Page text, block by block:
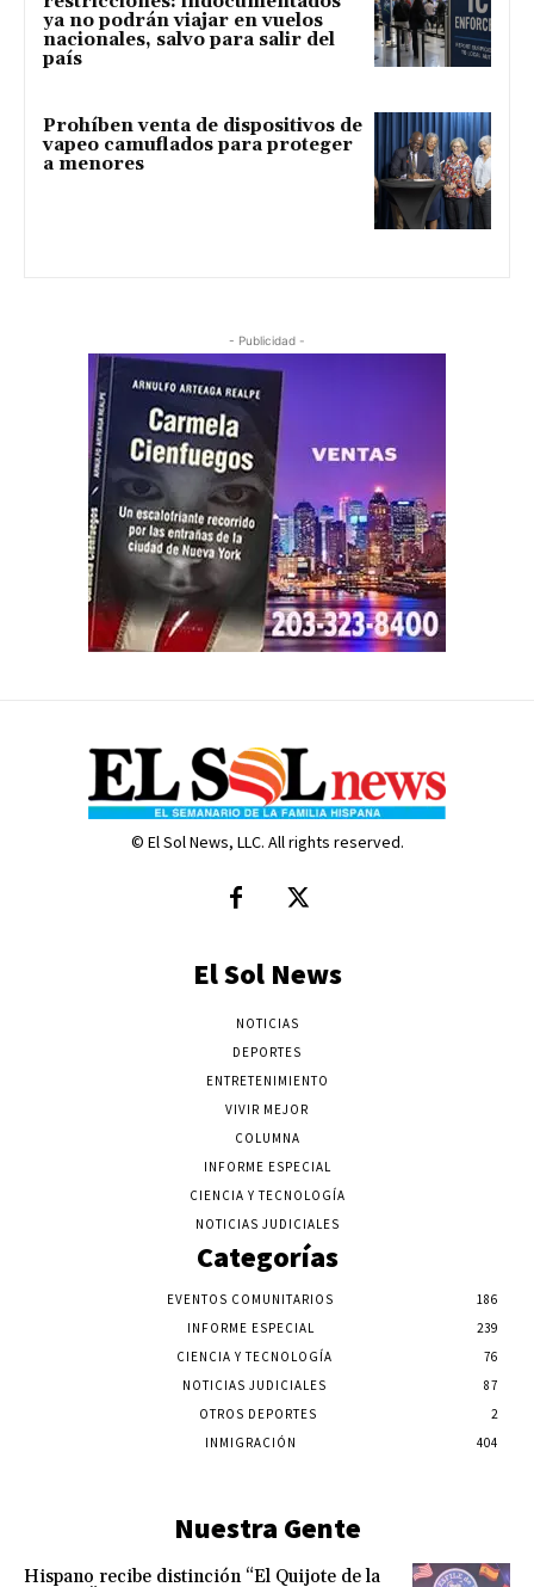
ya no podrán viajar en vuelos
nacionales, salvo para salir del
país
Prohíben venta de dispositivos de
vapeo camuflados para proteger
a menores
- Publicidad -
© El Sol News, LLC. All rights reserved.
El Sol News
NOTICIAS
DEPORTES
ENTRETENIMIENTO
VIVIR MEJOR
COLUMNA
INFORME ESPECIAL
CIENCIA Y TECNOLOGÍA
NOTICIAS JUDICIALES
Categorías
EVENTOS COMUNITARIOS
186
INFORME ESPECIAL
239
CIENCIA Y TECNOLOGÍA
76
NOTICIAS JUDICIALES
87
OTROS DEPORTES
2
INMIGRACIÓN
404
Nuestra Gente
Hispano recibe distinción “El Quijote de la